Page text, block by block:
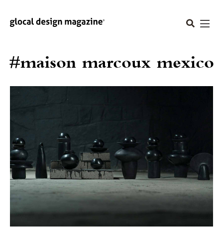
#maison marcoux mexico